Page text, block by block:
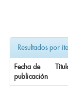
Resultados por
Fecha de
publicación